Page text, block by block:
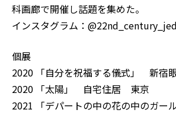
科画廊で開催し話題を集めた。
インスタグラム：
個展
2020 「自分を祝福する儀式」 新宿
2020 「太陽」 自宅住居 東京
2021 「デパートの中の花の中のガ